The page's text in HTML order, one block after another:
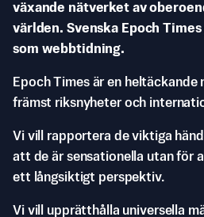
växande nätverket av
världen. Svenska Epoch
som webbtidning.
Epoch Times är en heltäckande
främst riksnyheter och
Vi vill rapportera de viktiga
att de är sensationella utan för
ett långsiktigt perspektiv.
Vi vill upprätthålla universella